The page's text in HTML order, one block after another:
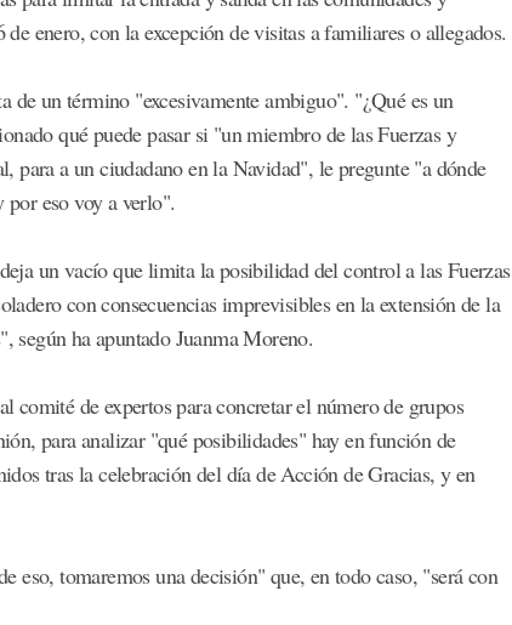
enero, con la excepción de visitas a familiares o allegados.
de un término "excesivamente ambiguo". "¿Qué es un
qué puede pasar si "un miembro de las Fuerzas y
para a un ciudadano en la Navidad", le pregunte "a dónde
eso voy a verlo".
un vacío que limita la posibilidad del control a las Fuerzas
con consecuencias imprevisibles en la extensión de la
según ha apuntado Juanma Moreno.
comité de expertos para concretar el número de grupos
para analizar "qué posibilidades" hay en función de
tras la celebración del día de Acción de Gracias, y en
eso, tomaremos una decisión" que, en todo caso, "será con